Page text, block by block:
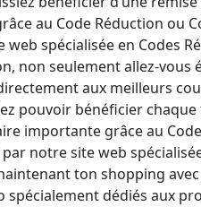
au Code Réduction ou
web spécialisée en Codes
non seulement allez-vous
aux meilleurs
pouvoir bénéficier chaque
importante grâce au
notre site web
ton shopping
spécialement dédiés aux